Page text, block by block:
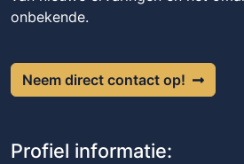
onbekende.
Neem direct contact op!
Profiel informatie: